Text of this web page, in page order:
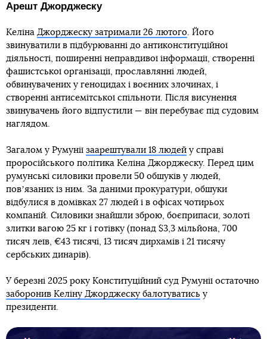
Арешт Джорджеску
Келіна Джорджеску затримали 26 лютого. Його
звинуватили в підбурюванні до антиконституційної
діяльності, поширенні неправдивої інформації, створенні
фашистської організації, прославлянні людей,
обвинувачених у геноцидах і воєнних злочинах, і
створенні антисемітської спільноти. Після висунення
звинувачень його відпустили — він перебуває під судовим
наглядом.
Загалом у Румунії заарештували 18 людей у справі
проросійського політика Келіна Джорджеску. Перед цим
румунські силовики провели 50 обшуків у людей,
повʼязаних із ним. За даними прокуратури, обшуки
відбулися в домівках 27 людей і в офісах чотирьох
компаній. Силовики знайшли зброю, боєприпаси, золоті
злитки вагою 25 кг і готівку (понад $3,3 мільйона, 700
тисяч леїв, €43 тисячі, 13 тисяч дирхамів і 21 тисячу
сербських динарів).
У березні 2025 року Конституційний суд Румунії остаточно
заборонив Келіну Джорджеску балотуватись у
президенти.